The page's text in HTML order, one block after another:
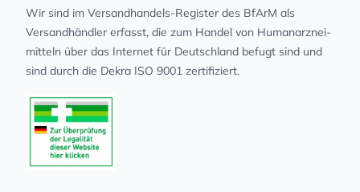
Wir sind im Versandhandels-Register des BfArM als
Versandhändler erfasst, die zum Handel von Human­arz­nei­
mit­teln über das Internet für Deutschland befugt sind und
sind durch die Dekra ISO 9001 zertifiziert.